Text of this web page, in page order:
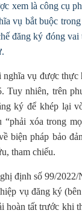
xem là công cụ
vụ bắt buộc
đăng ký đóng
vụ được thực
Tuy nhiên, trên
ký để khép lại
“phải xóa trong
biện pháp bảo
tham chiếu.
định số 99/
vụ đăng ký
hoàn tất trước khi